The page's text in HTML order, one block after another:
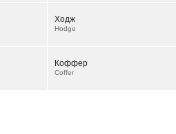
Ходж
Hodge
Коффер
Coffer